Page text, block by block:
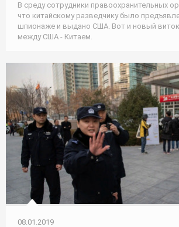
В среду сотрудники правоохранительных
что китайскому разведчику было
шпионаже и выдано США. Вот и новый
между США - Китаем.
08.01.2019